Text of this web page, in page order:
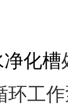
化槽
环工